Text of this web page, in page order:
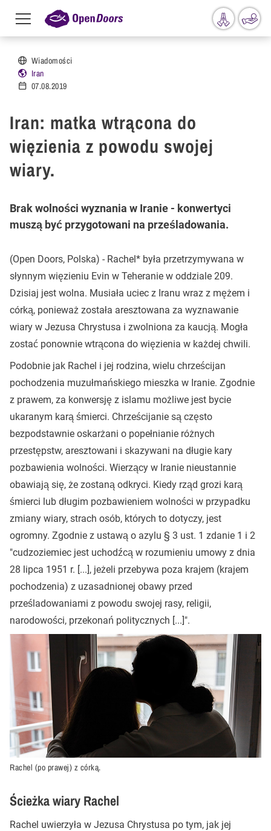
Przejdź do treści
Menu
toggle
Wiadomości
Iran
07.08.2019
Iran: matka wtrącona do
więzienia z powodu swojej
wiary.
Brak wolności wyznania w Iranie - konwertyci
muszą być przygotowani na prześladowania.
(Open Doors, Polska) - Rachel* była przetrzymywana w
słynnym więzieniu Evin w Teheranie w oddziale 209.
Dzisiaj jest wolna. Musiała uciec z Iranu wraz z mężem i
córką, ponieważ została aresztowana za wyznawanie
wiary w Jezusa Chrystusa i zwolniona za kaucją. Mogła
zostać ponownie wtrącona do więzienia w każdej chwili.
Podobnie jak Rachel i jej rodzina, wielu chrześcijan
pochodzenia muzułmańskiego mieszka w Iranie. Zgodnie
z prawem, za konwersję z islamu możliwe jest bycie
ukaranym karą śmierci. Chrześcijanie są często
bezpodstawnie oskarżani o popełnianie różnych
przestępstw, aresztowani i skazywani na długie kary
pozbawienia wolności. Wierzący w Iranie nieustannie
obawiają się, że zostaną odkryci. Kiedy rząd grozi karą
śmierci lub długim pozbawieniem wolności w przypadku
zmiany wiary, strach osób, których to dotyczy, jest
ogromny. Zgodnie z ustawą o azylu § 3 ust. 1 zdanie 1 i 2
"cudzoziemiec jest uchodźcą w rozumieniu umowy z dnia
28 lipca 1951 r. [...], jeżeli przebywa poza krajem (krajem
pochodzenia) z uzasadnionej obawy przed
prześladowaniami z powodu swojej rasy, religii,
narodowości, przekonań politycznych [...]".
Rachel (po prawej) z córką.
Ścieżka wiary Rachel
Rachel uwierzyła w Jezusa Chrystusa po tym, jak jej